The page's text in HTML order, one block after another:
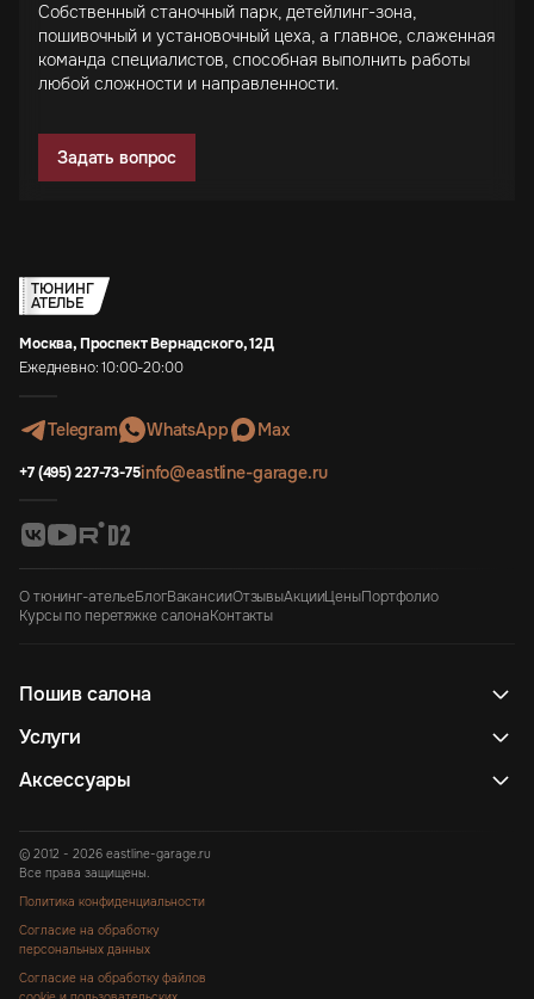
Собственный станочный парк, детейлинг-зона,
пошивочный и установочный цеха, а главное, слаженная
команда специалистов, способная выполнить работы
любой сложности и направленности.
Задать вопрос
ТЮНИНГ
АТЕЛЬЕ
Москва, Проспект Вернадского, 12Д
Ежедневно: 10:00-20:00
Telegram WhatsApp Max
+7 (495) 227-73-75info@eastline-garage.ru
О тюнинг-ательеБлогВакансииОтзывыАкцииЦеныПортфолио
Курсы по перетяжке салонаКонтакты
Пошив салона
Услуги
Аксессуары
© 2012 - 2026 eastline-garage.ru
Все права защищены.
Политика конфиденциальности
Согласие на обработку
персональных данных
Согласие на обработку файлов